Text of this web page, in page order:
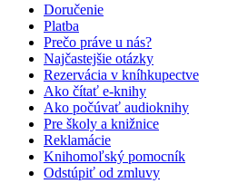
Doručenie
Platba
Prečo práve u nás?
Najčastejšie otázky
Rezervácia v kníhkupectve
Ako čítať e-knihy
Ako počúvať audioknihy
Pre školy a knižnice
Reklamácie
Knihomoľský pomocník
Odstúpiť od zmluvy